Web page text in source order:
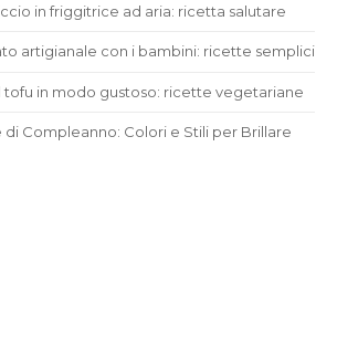
in friggitrice ad aria: ricetta salutare
artigianale con i bambini: ricette semplici
tofu in modo gustoso: ricette vegetariane
Compleanno: Colori e Stili per Brillare